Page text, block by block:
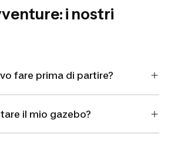
i nostri
fare prima di partire?
il mio gazebo?